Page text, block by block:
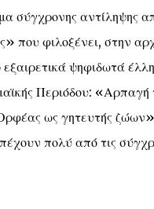
σύγχρονης αντίληψης
που φιλοξένει, στην
ψηφιδωτά
Περιόδου: «Αρπαγή
ως γητευτής
πολύ από τις